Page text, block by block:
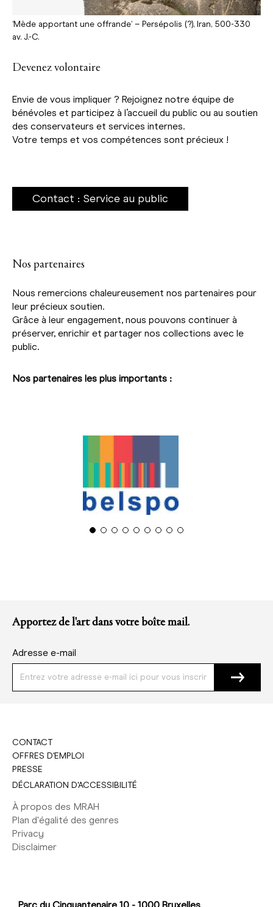
Devenez volontaire
Envie de vous impliquer ? Rejoignez notre équipe de
bénévoles et participez à l’accueil du public ou au soutien
des conservateurs et services internes.
Votre temps et vos compétences sont précieux !
Contact : Service au public
‘Mède apportant une offrande’ – Persépolis (?), Iran, 500-330
av. J.-C.
Nos partenaires
Nous remercions chaleureusement nos partenaires pour
leur précieux soutien.
Grâce à leur engagement, nous pouvons continuer à
préserver, enrichir et partager nos collections avec le
public.
Nos partenaires les plus importants :
Apportez de l'art dans votre boîte mail.
Adresse e-mail
CONTACT
OFFRES D'EMPLOI
PRESSE
DÉCLARATION D'ACCESSIBILITÉ
À propos des MRAH
Plan d'égalité des genres
Privacy
Disclaimer